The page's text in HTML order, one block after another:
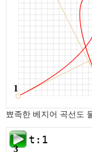
뾰족한 베지어 곡선도